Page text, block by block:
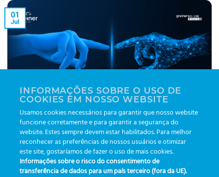
01
Jul
The efficiency and flexibility of theGreiner Bio-One
eTrack supports and leverages your talent by
automating your lab processes.
| Taggedautomação,etrack,greinerbioonebr,preanalitica,
INFORMAÇÕES SOBRE O USO DE
COOKIES EM NOSSO WEBSITE
Usamos cookies necessários para garantir que nosso website
funcione corretamente e para garantir a segurança do
website. Estes sempre devem estar habilitados. Para melhor
reconhecer as preferências de nossos usuários e otimizar
este site, gostaríamos de fazer o uso de mais cookies.
Informações sobre o risco do consentimento de
transferência de dados para um país terceiro (fora da UE).